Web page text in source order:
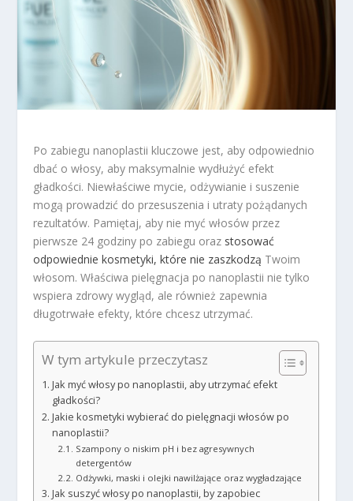
Po zabiegu nanoplastii kluczowe jest, aby odpowiednio
dbać o włosy, aby maksymalnie wydłużyć efekt
gładkości. Niewłaściwe mycie, odżywianie i suszenie
mogą prowadzić do przesuszenia i utraty pożądanych
rezultatów. Pamiętaj, aby nie myć włosów przez
pierwsze 24 godziny po zabiegu oraz stosować
odpowiednie kosmetyki, które nie zaszkodzą Twoim
włosom. Właściwa pielęgnacja po nanoplastii nie tylko
wspiera zdrowy wygląd, ale również zapewnia
długotrwałe efekty, które chcesz utrzymać.
W tym artykule przeczytasz
Jak myć włosy po nanoplastii, aby utrzymać efekt
gładkości?
Jakie kosmetyki wybierać do pielęgnacji włosów po
nanoplastii?
Szampony o niskim pH i bez agresywnych
detergentów
Odżywki, maski i olejki nawilżające oraz wygładzające
Jak suszyć włosy po nanoplastii, by zapobiec